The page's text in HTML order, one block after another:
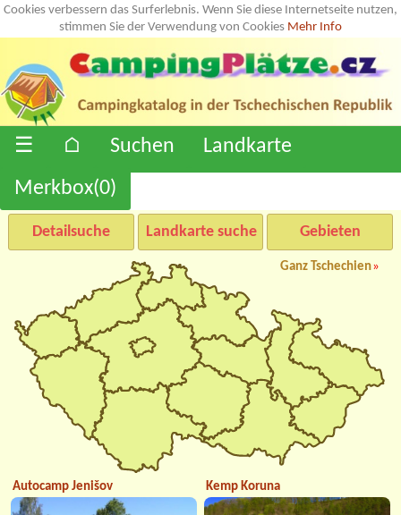
Cookies verbessern das Surferlebnis. Wenn Sie diese Internetseite nutzen,
stimmen Sie der Verwendung von Cookies Mehr Info
☰ ⌂ Suchen
Landkarte
Merkbox(0)
Detailsuche Landkarte suche Gebieten
Ganz Tschechien»
Autocamp Jenišov Kemp Koruna